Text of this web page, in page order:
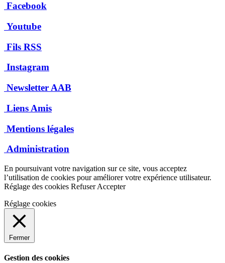
Facebook
Youtube
Fils RSS
Instagram
Newsletter AAB
Liens Amis
Mentions légales
Administration
En poursuivant votre navigation sur ce site, vous acceptez
l’utilisation de cookies pour améliorer votre expérience utilisateur.
Réglage des cookies Refuser Accepter
Réglage cookies
Fermer
Gestion des cookies